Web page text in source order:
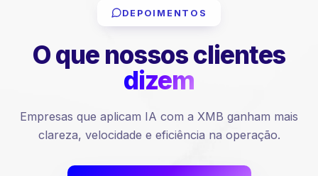
DEPOIMENTOS
O que nossosclientes
dizem
Empresas que aplicam IA com a XMB ganham mais
clareza, velocidade e eficiência na operação.